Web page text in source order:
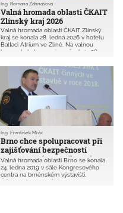
Valná hromada oblasti ČKAIT
Zlínský kraj 2026
Ing. Romana Zahnašová
Valná hromada oblasti ČKAIT Zlínský
kraj se konala 28. ledna 2026 v hotelu
Baltaci Atrium ve Zlíně. Na valnou
hromadu bylo pozváno všech 1 438
autorizovaných osob (4,7 % všech
členů oblasti).
Brno chce spolupracovat při
zajišťování bezpečnosti
provozu na komunikacích
Ing. František Mráz
Valná hromada oblasti Brno se konala
24. ledna 2019 v sále Kongresového
centra na brněnském výstavišti.
Účastnilo se jí 153 členů oblasti,